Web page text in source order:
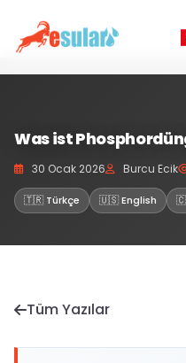
Was ist
30 Ocak 2026 Burcu Ecik
🇹🇷 Türkçe 🇺🇸 English
Tüm Yazılar